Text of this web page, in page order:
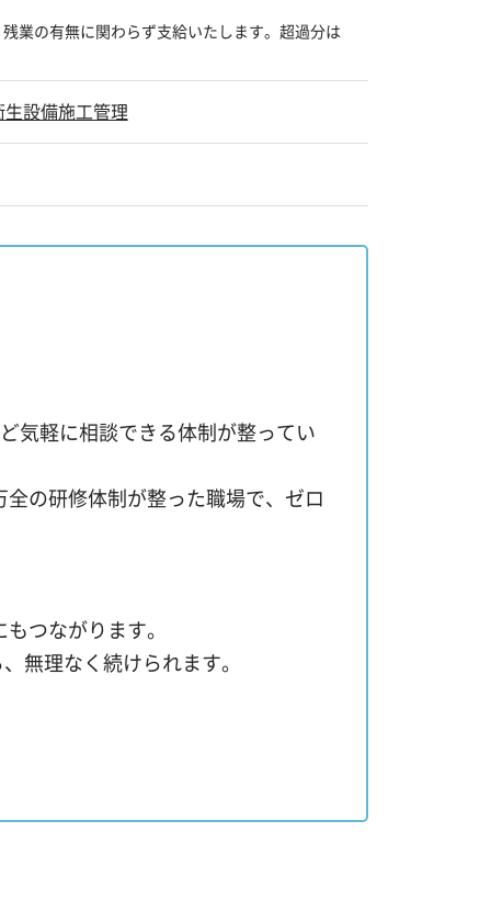
業の有無に関わらず支給いたします。超過分は
生設備施工管理
気軽に相談できる体制が整ってい
の研修体制が整った職場で、ゼロ
つながります。
無理なく続けられます。